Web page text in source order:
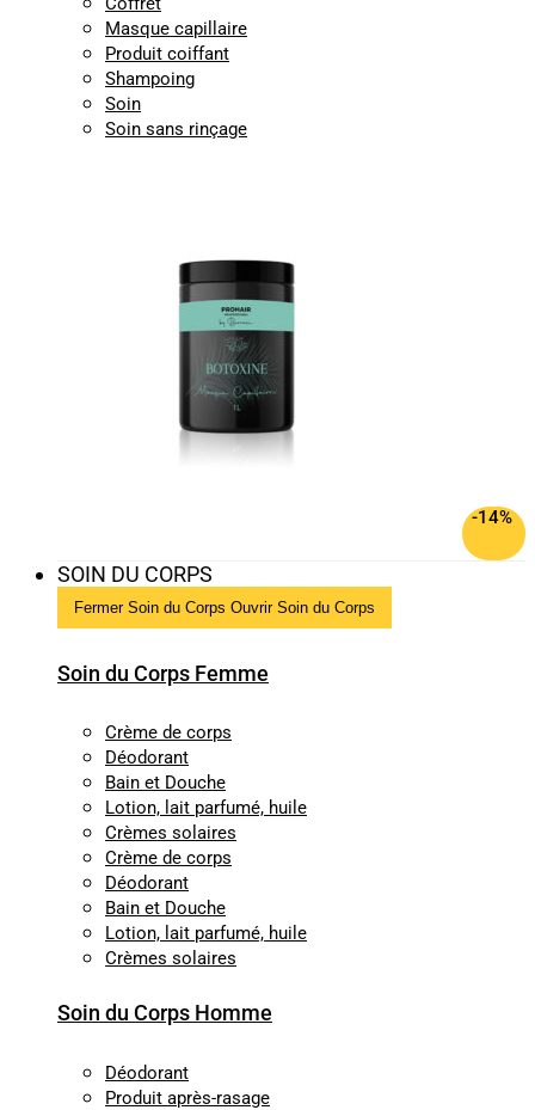
Masque capillaire
Produit coiffant
Shampoing
Soin
Soin sans rinçage
-14%
SOIN DU CORPS
Fermer Soin du Corps Ouvrir Soin du Corps
Soin du Corps Femme
Crème de corps
Déodorant
Bain et Douche
Lotion, lait parfumé, huile
Crèmes solaires
Crème de corps
Déodorant
Bain et Douche
Lotion, lait parfumé, huile
Crèmes solaires
Soin du Corps Homme
Déodorant
Produit après-rasage